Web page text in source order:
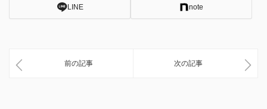
LINE note
前の記事 次の記事